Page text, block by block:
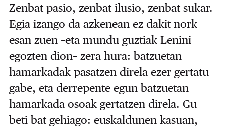
Zenbat pasio, zenbat ilusio, zenbat sukar.
Egia izango da azkenean ez dakit nork
esan zuen –eta mundu guztiak Lenini
egozten dion– zera hura: batzuetan
hamarkadak pasatzen direla ezer gertatu
gabe, eta derrepente egun batzuetan
hamarkada osoak gertatzen direla. Gu
beti bat gehiago: euskaldunen kasuan,